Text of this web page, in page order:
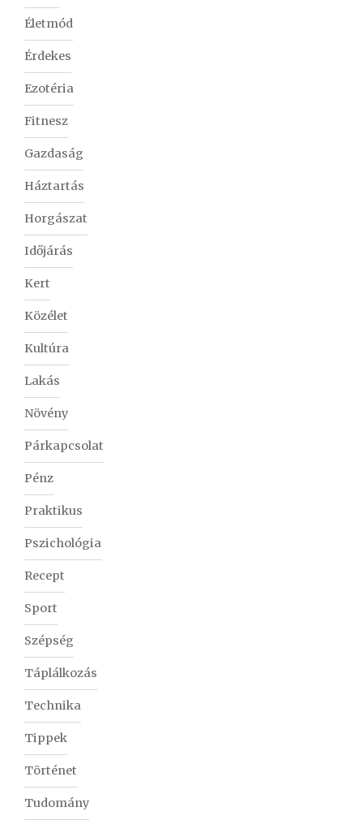
Életmód
Érdekes
Ezotéria
Fitnesz
Gazdaság
Háztartás
Horgászat
Időjárás
Kert
Közélet
Kultúra
Lakás
Növény
Párkapcsolat
Pénz
Praktikus
Pszichológia
Recept
Sport
Szépség
Táplálkozás
Technika
Tippek
Történet
Tudomány